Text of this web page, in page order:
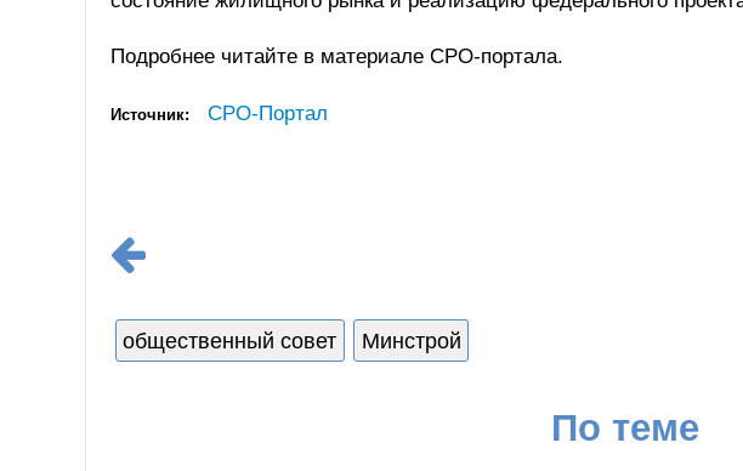
Подробнее читайте в материале СРО-портала.
Источник: СРО-Портал
общественный совет Минстрой
По теме